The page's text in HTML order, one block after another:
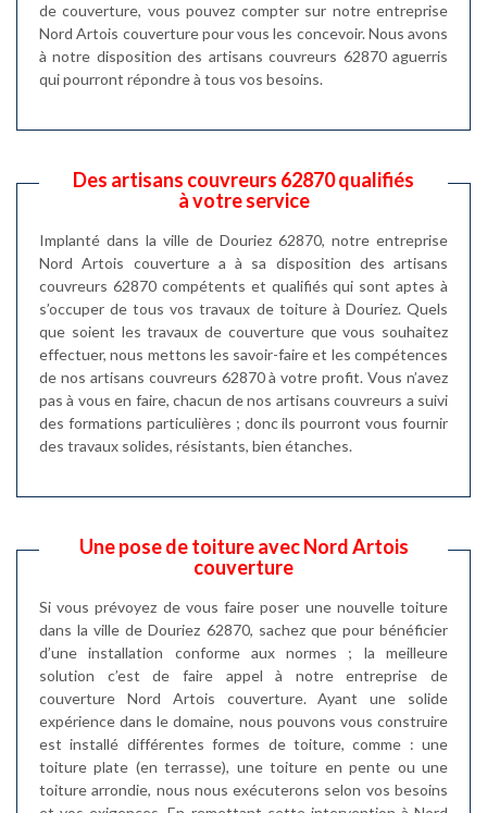
de couverture, vous pouvez compter sur notre entreprise
Nord Artois couverture pour vous les concevoir. Nous avons
à notre disposition des artisans couvreurs 62870 aguerris
qui pourront répondre à tous vos besoins.
Des artisans couvreurs 62870 qualifiés
à votre service
Implanté dans la ville de Douriez 62870, notre entreprise
Nord Artois couverture a à sa disposition des artisans
couvreurs 62870 compétents et qualifiés qui sont aptes à
s’occuper de tous vos travaux de toiture à Douriez. Quels
que soient les travaux de couverture que vous souhaitez
effectuer, nous mettons les savoir-faire et les compétences
de nos artisans couvreurs 62870 à votre profit. Vous n’avez
pas à vous en faire, chacun de nos artisans couvreurs a suivi
des formations particulières ; donc ils pourront vous fournir
des travaux solides, résistants, bien étanches.
Une pose de toiture avec Nord Artois
couverture
Si vous prévoyez de vous faire poser une nouvelle toiture
dans la ville de Douriez 62870, sachez que pour bénéficier
d’une installation conforme aux normes ; la meilleure
solution c’est de faire appel à notre entreprise de
couverture Nord Artois couverture. Ayant une solide
expérience dans le domaine, nous pouvons vous construire
est installé différentes formes de toiture, comme : une
toiture plate (en terrasse), une toiture en pente ou une
toiture arrondie, nous nous exécuterons selon vos besoins